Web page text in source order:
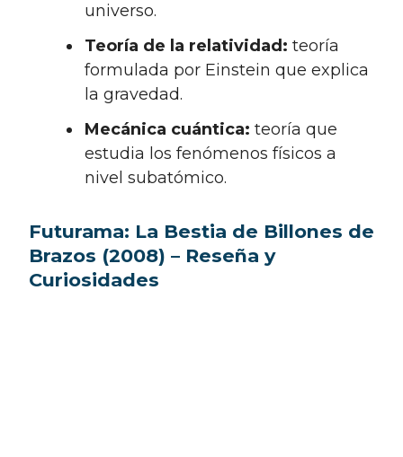
universo.
Teoría de la relatividad: teoría
formulada por Einstein que explica
la gravedad.
Mecánica cuántica: teoría que
estudia los fenómenos físicos a
nivel subatómico.
Futurama: La Bestia de Billones de
Brazos (2008) – Reseña y
Curiosidades